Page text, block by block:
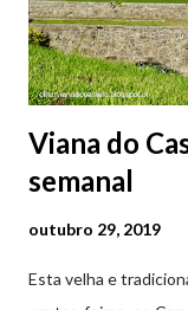
por um soldado a
prato à jovem. No
Viana do
semanal
outubro 29, 2019
Esta velha e